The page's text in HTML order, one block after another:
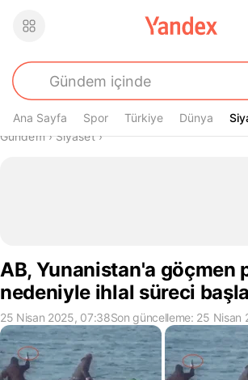
Ana Sayfa Spor Türkiye Dünya
Buradasın
Gündem› Siyaset›
AB, Yunanistan'a göçmen
nedeniyle ihlal süreci
25 Nisan 2025, 07:38Son güncelleme: 25 Nisan